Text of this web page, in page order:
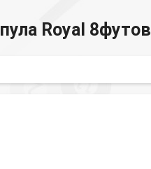
Royal 8футов